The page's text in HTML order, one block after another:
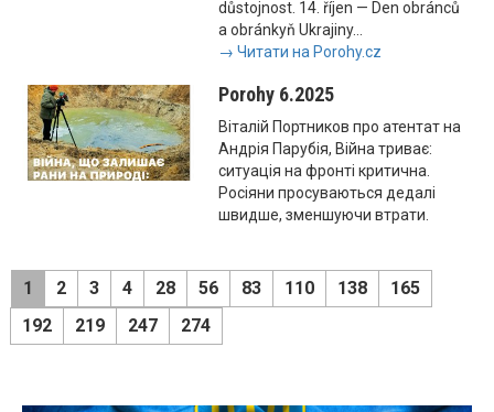
důstojnost. 14. říjen — Den obránců
a obránkyň Ukrajiny...
→ Читати на Porohy.cz
Porohy 6.2025
Віталій Портников про атентат на
Андрія Парубія, Війна триває:
ситуація на фронті критична.
Росіяни просуваються дедалі
швидше, зменшуючи втрати.
1 2 3 4 28 56 83 110 138
165
192
219 247 274